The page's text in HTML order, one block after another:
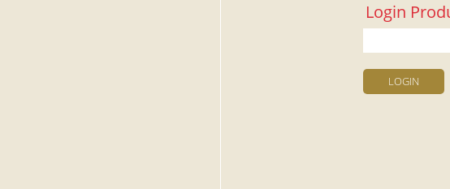
Login
LOGIN